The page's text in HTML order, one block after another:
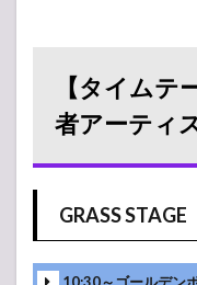
【タイムテ
者アーティ
GRASS STAGE